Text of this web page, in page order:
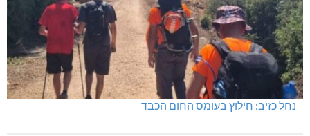
נחל כזיב: חילוץ בעומס החום הכבד